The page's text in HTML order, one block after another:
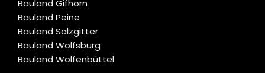
Bauland Gifhorn
Bauland Peine
Bauland Salzgitter
Bauland Wolfsburg
Bauland Wolfenbüttel